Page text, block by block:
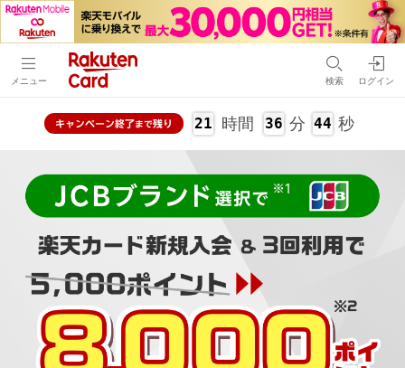
メニュー 検索 ログイン
キャンペーン終了まで残り 21 時間 36 分 43 秒